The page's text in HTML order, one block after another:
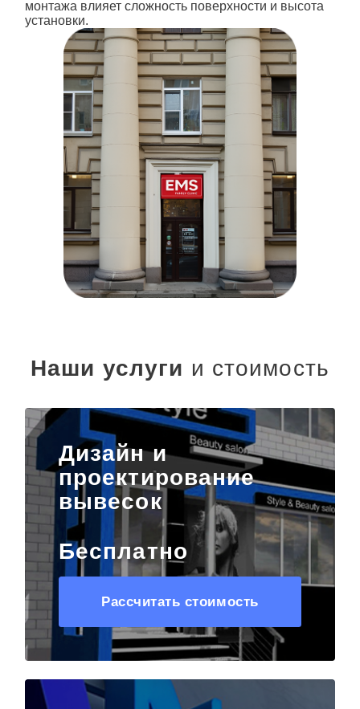
монтажа влияет сложность поверхности и высота
установки.
Наши услуги и стоимость
Дизайн и
проектирование
вывесок
Бесплатно
Рассчитать стоимость